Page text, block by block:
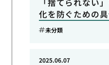
「捨てられない
化を防ぐための
未分類
2025.06.07